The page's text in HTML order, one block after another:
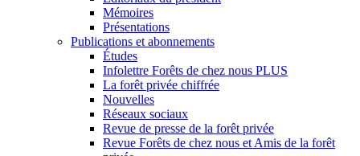
Mémoires
Présentations
Publications et abonnements
Études
Infolettre Forêts de chez nous PLUS
La forêt privée chiffrée
Nouvelles
Réseaux sociaux
Revue de presse de la forêt privée
Revue Forêts de chez nous et Amis de la forêt